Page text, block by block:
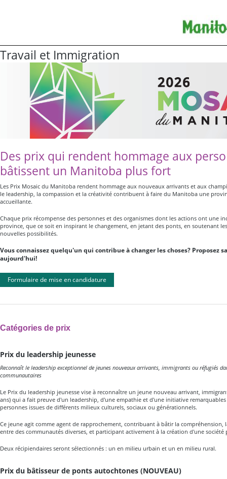
Travail et Immigration
Des prix qui rendent hommage aux
bâtissent un Manitoba plus fort
Les Prix Mosaic du Manitoba rendent hommage aux nouveaux arrivants et aux
le leadership, la compassion et la créativité contribuent à faire du Manitoba une
accueillante.
Chaque prix récompense des personnes et des organismes dont les actions ont une
province, que ce soit en inspirant le changement, en jetant des ponts, en soutenant
nouvelles possibilités.
Vous connaissez quelqu'un qui contribue à changer les choses? Proposez
aujourd'hui!
Formulaire de mise en candidature
Catégories de prix
Prix du leadership jeunesse
Reconnaît le leadership exceptionnel de jeunes nouveaux arrivants, immigrants ou réfugiés
communautaires
Le Prix du leadership jeunesse vise à reconnaître un jeune nouveau arrivant,
ans) qui a fait preuve d'un leadership, d'une empathie et d'une initiative
personnes issues de différents milieux culturels, sociaux ou générationnels.
Ce jeune agit comme agent de rapprochement, contribuant à bâtir la compréhension,
entre des communautés diverses, et participant activement à la création d'une société
Deux récipiendaires seront sélectionnés : un en milieu urbain et un en milieu rural.
Prix du bâtisseur de ponts autochtones (NOUVEAU)